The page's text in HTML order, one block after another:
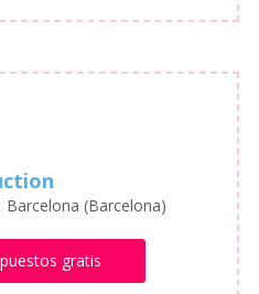
Barcelona (Barcelona)
gratis